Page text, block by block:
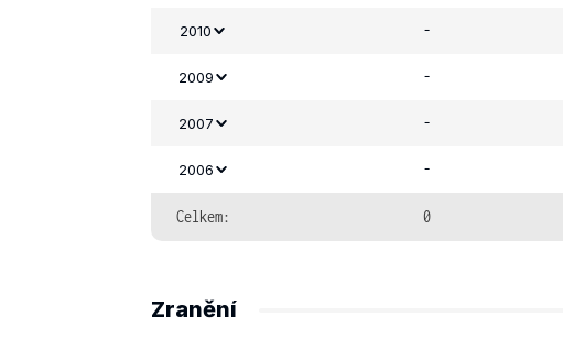
2010 -
2009 -
2007 -
2006 -
Celkem: 0
Zranění